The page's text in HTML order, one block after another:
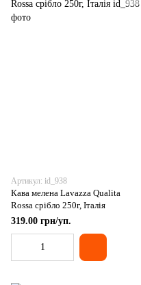
Артикул: id_938
Кава мелена Lavazza Qualita
Rossa срібло 250г, Італія
319.00 грн/уп.